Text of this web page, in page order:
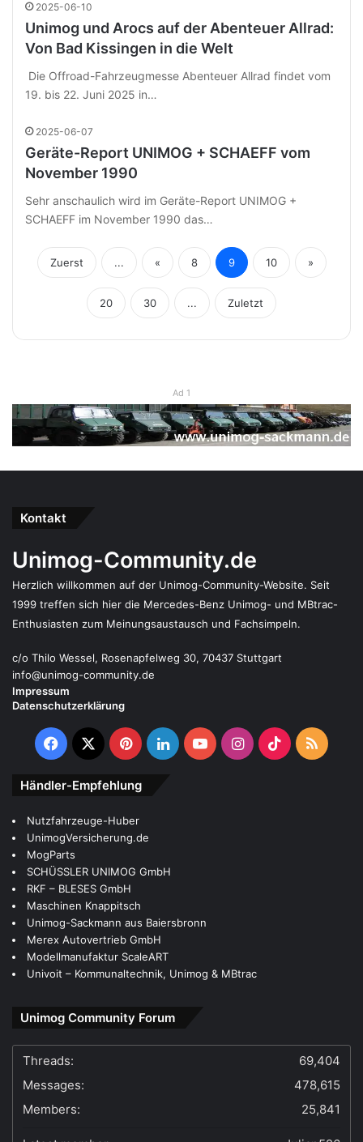
2025-06-10
Unimog und Arocs auf der Abenteuer Allrad:
Von Bad Kissingen in die Welt
Die Offroad-Fahrzeugmesse Abenteuer Allrad findet vom
19. bis 22. Juni 2025 in…
2025-06-07
Geräte-Report UNIMOG + SCHAEFF vom
November 1990
Sehr anschaulich wird im Geräte-Report UNIMOG +
SCHAEFF im November 1990 das…
Zuerst ... « 8 9 10 »
20 30 ... Zuletzt
Ad 1
Kontakt
Unimog-Community.de
Herzlich willkommen auf der Unimog-Community-Website. Seit
1999 treffen sich hier die Mercedes-Benz Unimog- und MBtrac-
Enthusiasten zum Meinungsaustausch und Fachsimpeln.
c/o Thilo Wessel, Rosenapfelweg 30, 70437 Stuttgart
info@unimog-community.de
Impressum
Datenschutzerklärung
Facebook
X PinterestLinkedInYouTubeInstagram
TikTokRSS
Händler-Empfehlung
Nutzfahrzeuge-Huber
Univoit – Kommunaltechnik, Unimog & MBtrac
RKF – BLESES GmbH
MogParts
Merex Autovertrieb GmbH
SCHÜSSLER UNIMOG GmbH
UnimogVersicherung.de
Maschinen Knappitsch
Unimog-Sackmann aus Baiersbronn
Modellmanufaktur ScaleART
Unimog Community Forum
Threads:
69,404
Messages:
478,615
Members:
25,841